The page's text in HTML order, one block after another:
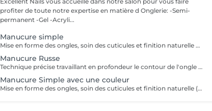
profiter de toute notre expertise en matière d Onglerie: -Semi-
permanent -Gel -Acryli...
Manucure simple
Mise en forme des ongles, soin des cuticules et finition naturelle pour des mains propres et soignée.
Manucure Russe
Technique précise travaillant en profondeur le contour de l'ongle et les cuticules, pour une finition nette, durable et parfaitement soignée. Idéal avant la pose de vernis ou gel/acrylique.
Manucure Simple avec une couleur
Mise en forme des ongles, soin des cuticules et finition naturelle (manicure simples) pour des mains propres et soignée avec une couleur.